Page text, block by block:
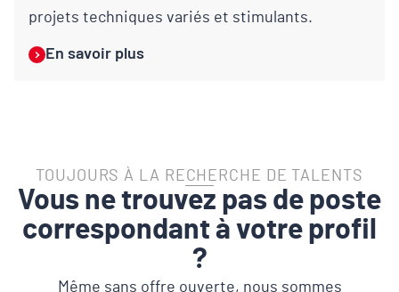
projets techniques variés et stimulants.
En savoir plus
TOUJOURS À LA RECHERCHE DE TALENTS
Vous ne trouvez pas de poste
correspondant à votre profil
?
Même sans offre ouverte, nous sommes